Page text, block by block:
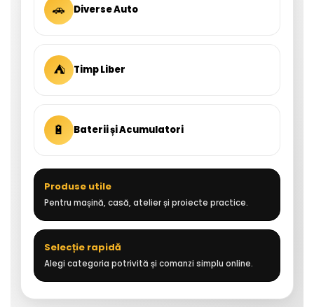
🚗 Diverse Auto
⛺ Timp Liber
🔋 Baterii și Acumulatori
Produse utile
Pentru mașină, casă, atelier și proiecte practice.
Selecție rapidă
Alegi categoria potrivită și comanzi simplu online.